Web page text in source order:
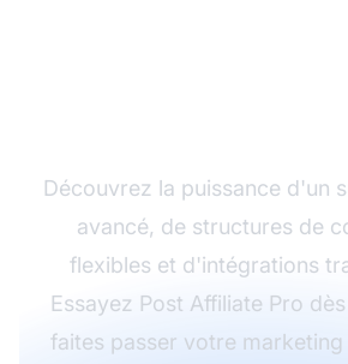
Découvrez la puissance d'un
avancé, de structures de
flexibles et d'intégrations
Essayez Post Affiliate Pro
faites passer votre